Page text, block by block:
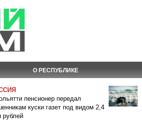
О РЕСПУБЛИКЕ
пенсионер передал
куски газет под видом 2,4
рублей